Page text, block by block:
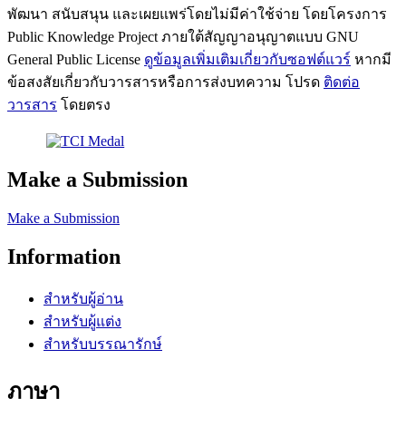
พัฒนา สนับสนุน และเผยแพร่โดยไม่มีค่าใช้จ่าย โดยโครงการ
Public Knowledge Project ภายใต้สัญญาอนุญาตแบบ GNU
General Public License ดูข้อมูลเพิ่มเติมเกี่ยวกับซอฟต์แวร์ หากมี
ข้อสงสัยเกี่ยวกับวารสารหรือการส่งบทความ โปรด ติดต่อ
วารสาร โดยตรง
Make a Submission
Make a Submission
Information
สำหรับผู้อ่าน
สำหรับผู้แต่ง
สำหรับบรรณารักษ์
ภาษา